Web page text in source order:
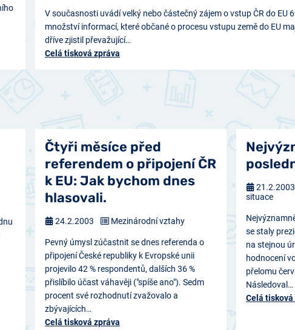
V současnosti uvádí velký nebo částečný zájem o vstup ČR do EU
množství informací, které občané o procesu vstupu země do EU
dříve zjistil převažující…
Celá tisková zpráva
Čtyři měsíce před
referendem o připojení ČR
k EU: Jak bychom dnes
hlasovali.
Pevný úmysl zúčastnit se dnes referenda o
připojení České republiky k Evropské unii
projevilo 42 % respondentů, dalších 36 %
přislíbilo účast váhavěji ("spíše ano"). Sedm
procent své rozhodnutí zvažovalo a
zbývajících…
Celá tisková zpráva
24.2.2003 Mezinárodní vztahy
se staly
na stejnou
hodnocení
přelomu
Následoval…
Celá tisková
21.2.2003
situace